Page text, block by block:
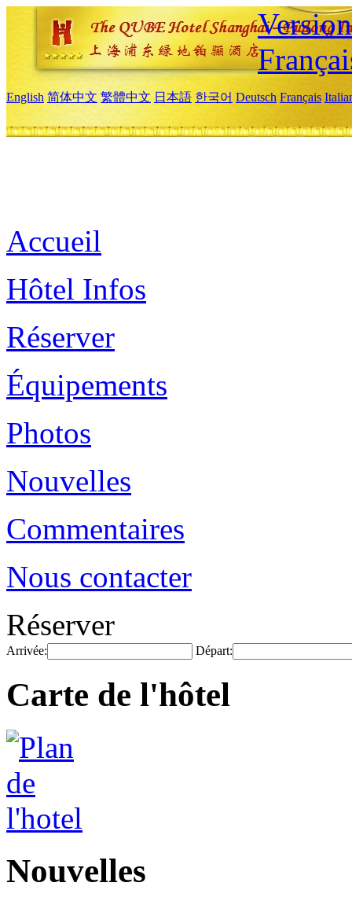
English 简体中文 繁體中文 日本語 한국어 Deutsch Français
Accueil
Hôtel Infos
Réserver
Équipements
Photos
Nouvelles
Commentaires
Nous contacter
Réserver
Arrivée: Départ:
Carte de l'hôtel
Nouvelles